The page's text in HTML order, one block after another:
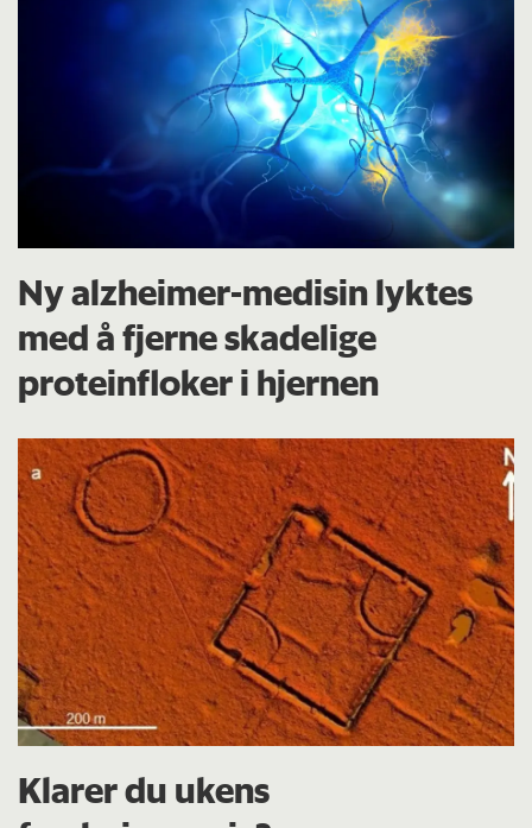
Ny alzheimer-medisin lyktes
med å fjerne skadelige
proteinfloker i hjernen
Klarer du ukens